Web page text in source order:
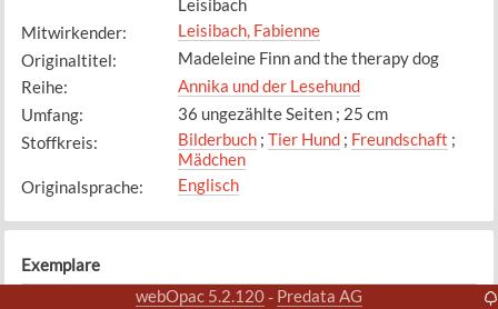
Leisibach
Mitwirkender:
Leisibach, Fabienne
Originaltitel:
Madeleine Finn and the therapy dog
Reihe:
Annika und der Lesehund
Umfang:
36 ungezählte Seiten ; 25 cm
Stoffkreis: Bilderbuch; Tier Hund; Freundschaft ;
Mädchen
Originalsprache: Englisch
Exemplare
webOpac 5.2.120- Predata AG